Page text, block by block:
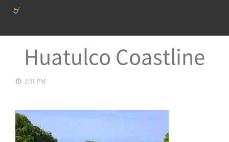
Huatulco Coastline
2:51 PM